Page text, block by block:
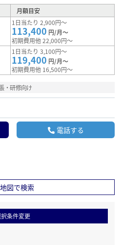
月額目安
1日当たり 2,900円～
113,400 円/月～
初期費用他 22,000円～
1日当たり 3,100円～
119,400 円/月～
初期費用他 16,500円～
・研修向け
電話する
地図で検索
条件変更